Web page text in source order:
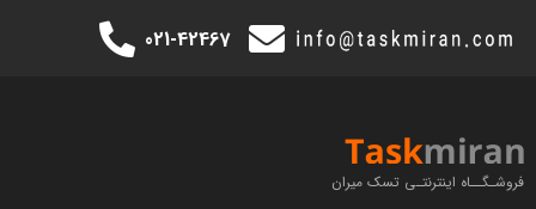
021-42467
فروشـگــاه اینترنتـی تسک میران